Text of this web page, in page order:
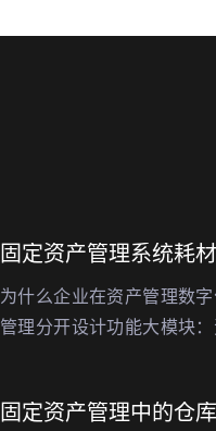
为什么企业在资产管理数
管理分开设计功能大模块